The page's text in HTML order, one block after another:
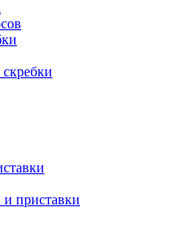
приставки